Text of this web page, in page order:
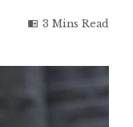
3 Mins Read